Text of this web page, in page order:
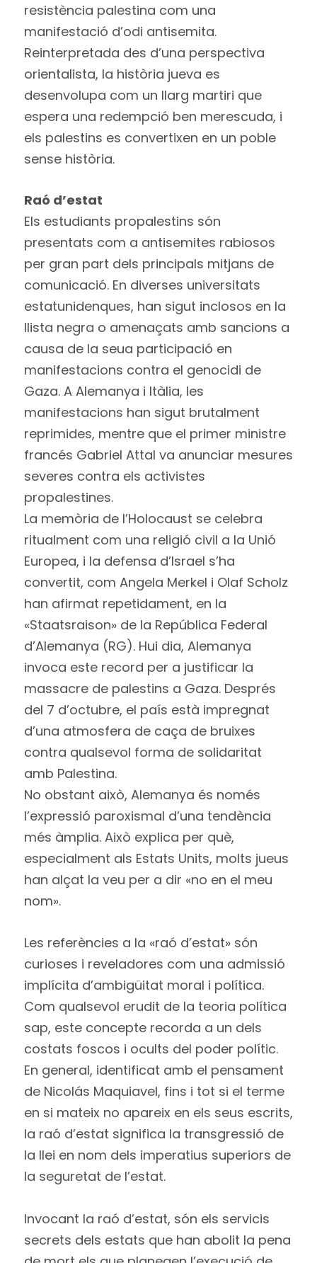
resistència palestina com una
manifestació d’odi antisemita.
Reinterpretada des d’una perspectiva
orientalista, la història jueva es
desenvolupa com un llarg martiri que
espera una redempció ben merescuda, i
els palestins es convertixen en un poble
sense història.
Raó d’estat
Els estudiants propalestins són
presentats com a antisemites rabiosos
per gran part dels principals mitjans de
comunicació. En diverses universitats
estatunidenques, han sigut inclosos en la
llista negra o amenaçats amb sancions a
causa de la seua participació en
manifestacions contra el genocidi de
Gaza. A Alemanya i Itàlia, les
manifestacions han sigut brutalment
reprimides, mentre que el primer ministre
francés Gabriel Attal va anunciar mesures
severes contra els activistes
propalestines.
La memòria de l’Holocaust se celebra
ritualment com una religió civil a la Unió
Europea, i la defensa d’Israel s’ha
convertit, com Angela Merkel i Olaf Scholz
han afirmat repetidament, en la
«Staatsraison» de la República Federal
d’Alemanya (RG). Hui dia, Alemanya
invoca este record per a justificar la
massacre de palestins a Gaza. Després
del 7 d’octubre, el país està impregnat
d’una atmosfera de caça de bruixes
contra qualsevol forma de solidaritat
amb Palestina.
No obstant això, Alemanya és només
l’expressió paroxismal d’una tendència
més àmplia. Això explica per què,
especialment als Estats Units, molts jueus
han alçat la veu per a dir «no en el meu
nom».
Les referències a la «raó d’estat» són
curioses i reveladores com una admissió
implícita d’ambigüitat moral i política.
Com qualsevol erudit de la teoria política
sap, este concepte recorda a un dels
costats foscos i ocults del poder polític.
En general, identificat amb el pensament
de Nicolás Maquiavel, fins i tot si el terme
en si mateix no apareix en els seus escrits,
la raó d’estat significa la transgressió de
la llei en nom dels imperatius superiors de
la seguretat de l’estat.
Invocant la raó d’estat, són els servicis
secrets dels estats que han abolit la pena